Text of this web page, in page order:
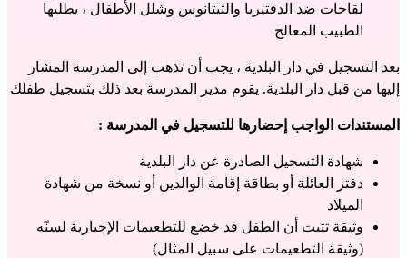
لقاحات ضد الدفتيريا والتيتانوس وشلل الأطفال ، يطلبها
الطبيب المعالج
بعد التسجيل في دار البلدية ، يجب أن تذهب إلى المدرسة المشار
إليها من قبل دار البلدية. يقوم مدير المدرسة بعد ذلك بتسجيل طفلك
المستندات الواجب إحضارها للتسجيل في المدرسة :
شهادة التسجيل الصادرة عن دار البلدية
دفتر العائلة أو بطاقة إقامة الوالدين أو نسخة من شهادة
الميلاد
وثيقة تثبت أن الطفل قد خضع للتطعيمات الإجبارية لسنّه
(وثيقة التطعيمات على سبيل المثال)